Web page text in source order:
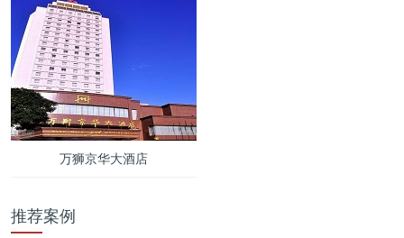
万狮京华大酒店
推荐案例